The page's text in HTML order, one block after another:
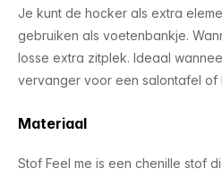
Je kunt de hocker als extra
gebruiken als voetenbankje.
losse extra zitplek. Ideaal
vervanger voor een salontafel of
​Materiaal
Stof Feel me is een chenille stof